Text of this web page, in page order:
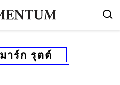
มาร์ก รุตต์